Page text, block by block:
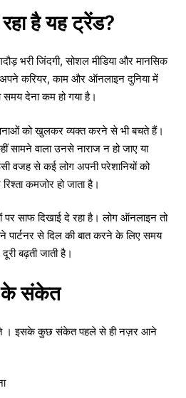
है यह ट्रेंड?
भरी जिंदगी, सोशल मीडिया और मानसिक
करियर, काम और ऑनलाइन दुनिया में
समय देना कम हो गया है।
को खुलकर व्यक्त करने से भी बचते हैं।
सामने वाला उनसे नाराज न हो जाए या
वजह से कई लोग अपनी परेशानियों को
कमजोर हो जाता है।
पर साफ दिखाई दे रहा है। लोग ऑनलाइन तो
पार्टनर से दिल की बात करने के लिए समय
बढ़ती जाती है।
के संकेत
। इसके कुछ संकेत पहले से ही नज़र आने